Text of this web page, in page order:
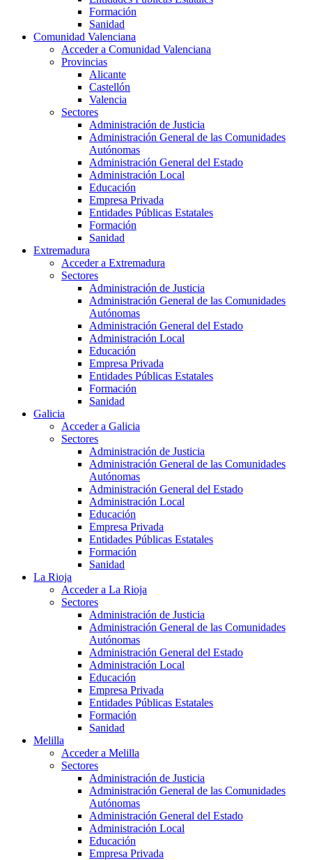
Formación
Sanidad
Comunidad Valenciana
Acceder a Comunidad Valenciana
Provincias
Alicante
Castellón
Valencia
Sectores
Administración de Justicia
Administración General de las Comunidades
Autónomas
Administración General del Estado
Administración Local
Educación
Empresa Privada
Entidades Públicas Estatales
Formación
Sanidad
Extremadura
Acceder a Extremadura
Sectores
Administración de Justicia
Administración General de las Comunidades
Autónomas
Administración General del Estado
Administración Local
Educación
Empresa Privada
Entidades Públicas Estatales
Formación
Sanidad
Galicia
Acceder a Galicia
Sectores
Administración de Justicia
Administración General de las Comunidades
Autónomas
Administración General del Estado
Administración Local
Educación
Empresa Privada
Entidades Públicas Estatales
Formación
Sanidad
La Rioja
Acceder a La Rioja
Sectores
Administración de Justicia
Administración General de las Comunidades
Autónomas
Administración General del Estado
Administración Local
Educación
Empresa Privada
Entidades Públicas Estatales
Formación
Sanidad
Melilla
Acceder a Melilla
Sectores
Administración de Justicia
Administración General de las Comunidades
Autónomas
Administración General del Estado
Administración Local
Educación
Empresa Privada